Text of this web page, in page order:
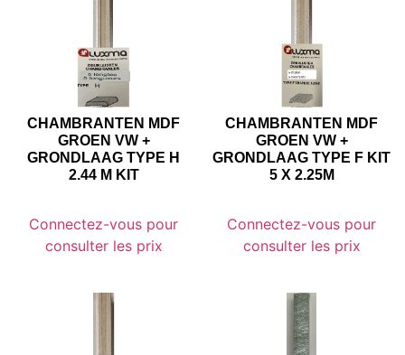
CHAMBRANTEN MDF
GROEN VW +
GRONDLAAG TYPE H
2.44 M KIT
Connectez-vous pour
consulter les prix
CHAMBRANTEN MDF
GROEN VW +
GRONDLAAG TYPE F KIT
5 X 2.25M
Connectez-vous pour
consulter les prix